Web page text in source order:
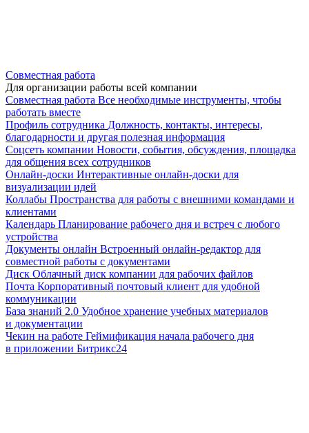
Совместная работа
Для организации работы всей компании
Совместная работа Все необходимые инструменты, чтобы
работать вместе
Профиль сотрудника Должность, контакты, интересы,
благодарности и другая полезная информация
Соцсеть компании Новости, события, обсуждения, площадка
для общения всех сотрудников
Онлайн-доски Интерактивные онлайн-доски для
визуализации идей
Коллабы Пространства для работы с внешними командами и
клиентами
Календарь Планирование рабочего дня и встреч с любого
устройства
Документы онлайн Встроенный онлайн-редактор для
совместной работы с документами
Диск Облачный диск компании для рабочих файлов
Почта Корпоративный почтовый клиент для удобной
коммуникации
База знаний 2.0 Удобное хранение учебных материалов
и документации
Чекин на работе Геймификация начала рабочего дня
в приложении Битрикс24